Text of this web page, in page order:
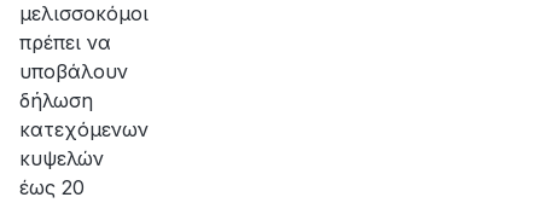
μελισσοκόμοι
πρέπει να
υποβάλουν
δήλωση
κατεχόμενων
κυψελών
έως 20